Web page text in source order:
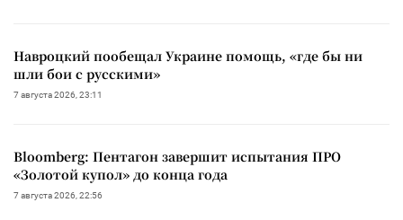
Навроцкий пообещал Украине помощь, «где бы ни
шли бои с русскими»
7 августа 2026, 23:11
Bloomberg: Пентагон завершит испытания ПРО
«Золотой купол» до конца года
7 августа 2026, 22:56